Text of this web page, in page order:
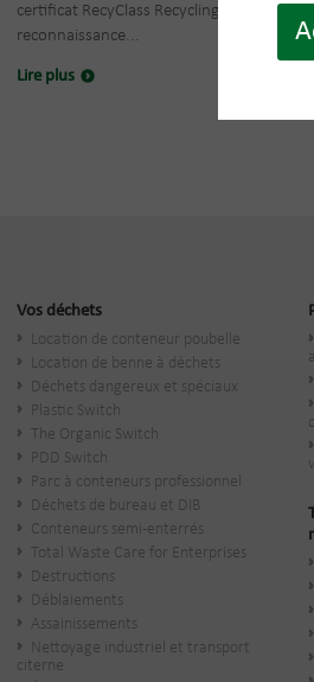
certificat RecyClass Recycling Process. Cette
reconnaissance...
Lire plus
Vos déchets
Location de conteneur poubelle
Location de benne à déchets
Déchets dangereux et spéciaux
Plastic Switch
The Organic Switch
PDD Switch
Parc à conteneurs professionnel
Déchets de bureau et DIB
Conteneurs semi-enterrés
Total Waste Care for Enterprises
Destructions
Déblaiements
Assainissements
Nettoyage industriel et transport
citerne